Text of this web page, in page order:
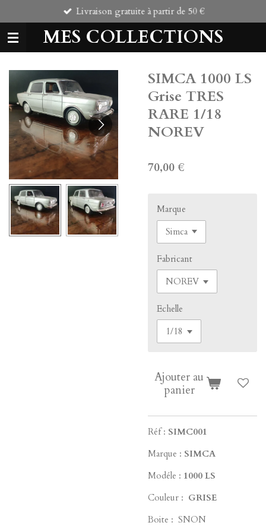
au
contenu
principal
MES COLLECTIONS
Livraison gratuite à partir de 50 €
SIMCA 1000 LS
Grise TRES
RARE 1/18
NOREV
70,00 €
Marque
Fabricant
Echelle
Ajouter au
panier
Réf : SIMC001
Marque : SIMCA
Modéle : 1000 LS
Couleur : GRISE
Boite : SNON